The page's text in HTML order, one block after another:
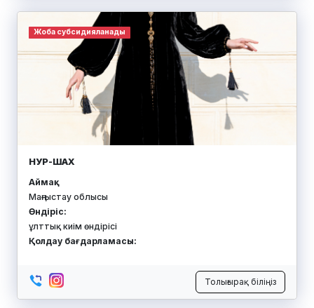
Жоба субсидияланады
НУР-ШАХ
Аймақ:
Маңғыстау облысы
Өндіріс:
ұлттық киім өндірісі
Қолдау бағдарламасы:
Толығырақ біліңіз